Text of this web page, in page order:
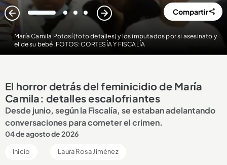
María Camila Potosí (foto detalles) y los imputados por si asesinato y
el de su bebé. FOTOS: CORTESÍA Y FISCALÍA
1 2 3 4 Compartir
El horror detrás del feminicidio de María
Camila: detalles escalofriantes
Desde junio, según la Fiscalía, se estaban adelantando
conversaciones para cometer el crimen.
04 de agosto de 2026
Inicio Laura Rosa Jiménez